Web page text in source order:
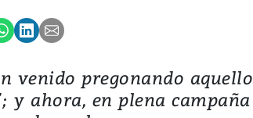
venido pregonando aquello
y ahora, en plena campaña